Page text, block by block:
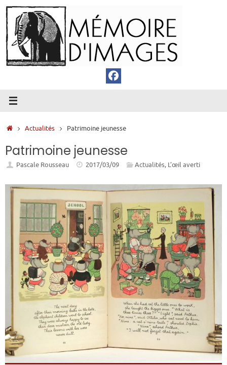
Passer
au
contenu
Accueil
Actualités Patrimoine jeunesse
Patrimoine jeunesse
Pascale Rousseau 2017/03/09 Actualités, L’œil averti